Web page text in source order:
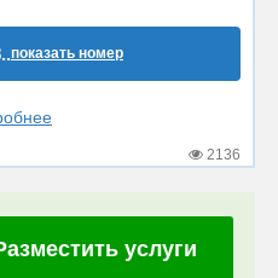
показать номер
2136
услуги